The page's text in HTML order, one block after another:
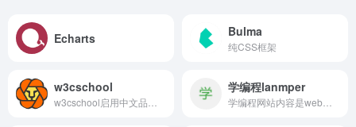
Echarts Bulma
纯CSS框架
w3cschool 学编程lanmper